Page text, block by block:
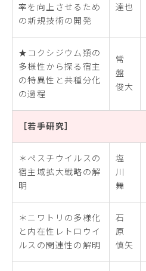
率を向上させるため
の新規技術の開発
達也
★コクシジウム類の
多様性から探る宿主
の特異性と共種分化
の過程
常
盤
俊大
［若手研究］
＊ペスチウイルスの
宿主域拡大戦略の解
明
塩
川
舞
＊ニワトリの多様化
と内在性レトロウイ
ルスの関連性の解明
石
原
慎矢